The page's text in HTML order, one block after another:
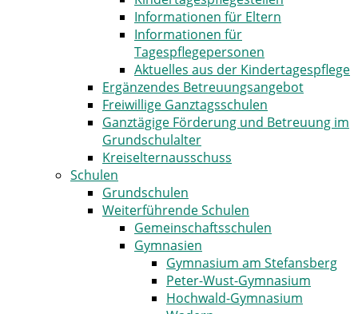
Informationen für Eltern
Informationen für
Tagespflegepersonen
Aktuelles aus der Kindertagespflege
Ergänzendes Betreuungsangebot
Freiwillige Ganztagsschulen
Ganztägige Förderung und Betreuung im
Grundschulalter
Kreiselternausschuss
Schulen
Grundschulen
Weiterführende Schulen
Gemeinschaftsschulen
Gymnasien
Gymnasium am Stefansberg
Peter-Wust-Gymnasium
Hochwald-Gymnasium